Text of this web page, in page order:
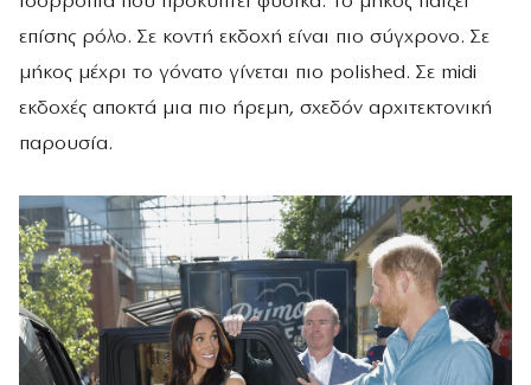
επίσης ρόλο. Σε κοντή εκδοχή είναι πιο σύγχρονο. Σε
μήκος μέχρι το γόνατο γίνεται πιο polished. Σε midi
εκδοχές αποκτά μια πιο ήρεμη, σχεδόν αρχιτεκτονική
παρουσία.